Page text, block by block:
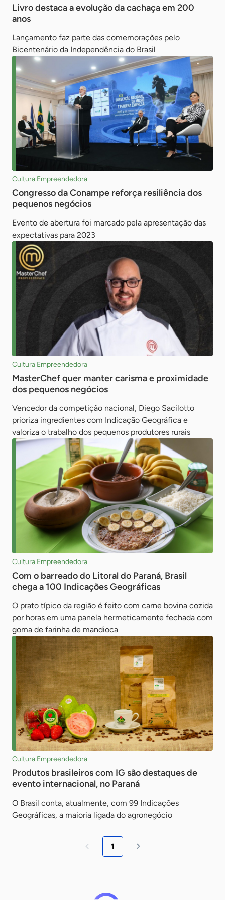
Livro destaca a evolução da cachaça em 200
anos
Lançamento faz parte das comemorações pelo
Bicentenário da Independência do Brasil
Cultura Empreendedora
Congresso da Conampe reforça resiliência dos
pequenos negócios
Evento de abertura foi marcado pela apresentação das
expectativas para 2023
Cultura Empreendedora
MasterChef quer manter carisma e proximidade
dos pequenos negócios
Vencedor da competição nacional, Diego Sacilotto
prioriza ingredientes com Indicação Geográfica e
valoriza o trabalho dos pequenos produtores rurais
Cultura Empreendedora
Com o barreado do Litoral do Paraná, Brasil
chega a 100 Indicações Geográficas
O prato típico da região é feito com carne bovina cozida
por horas em uma panela hermeticamente fechada com
goma de farinha de mandioca
Cultura Empreendedora
Produtos brasileiros com IG são destaques de
evento internacional, no Paraná
O Brasil conta, atualmente, com 99 Indicações
Geográficas, a maioria ligada do agronegócio
1